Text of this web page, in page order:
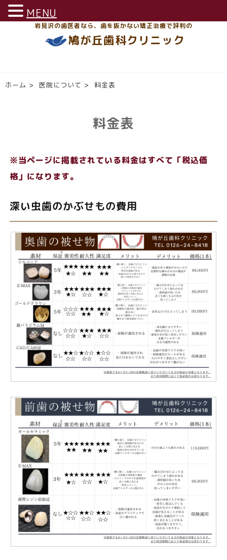
岩見沢の歯医者なら、歯を抜かない矯正治療で評判の
鳩が丘歯科クリニック
ホーム > 医院について > 料金表
料金表
※当ページに掲載されている料金はすべて「税込価
格」になります。
深い虫歯のかぶせもの費用
MENU